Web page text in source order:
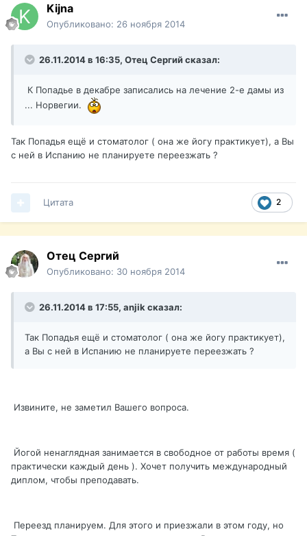
Kijna
Опубликовано: 26 ноября 2014
26.11.2014 в 16:35, Отец Сергий сказал:
К Попадье в декабре записались на лечение 2-е дамы из
... Норвегии.
Так Попадья ещё и стоматолог ( она же йогу практикует), а Вы
с ней в Испанию не планируете переезжать ?
2
Цитата
Отец Сергий
Опубликовано: 30 ноября 2014
26.11.2014 в 17:55, anjik сказал:
Так Попадья ещё и стоматолог ( она же йогу практикует),
а Вы с ней в Испанию не планируете переезжать ?
Извините, не заметил Вашего вопроса.
Йогой ненаглядная занимается в свободное от работы время (
практически каждый день ). Хочет получить международный
диплом, чтобы преподавать.
Переезд планируем. Для этого и приезжали в этом году, но